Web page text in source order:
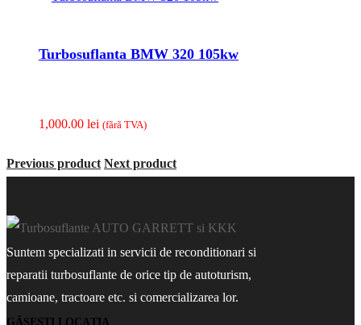
Turbosuflanta BMW 320 105kw
1,000.00 lei (fãrã TVA)
Previous product Next product
Suntem specializati in servicii de reconditionari si
reparatii turbosuflante de orice tip de autoturism,
camioane, tractoare etc. si comercializarea lor.
GĂSEȘTI LOCAȚIA